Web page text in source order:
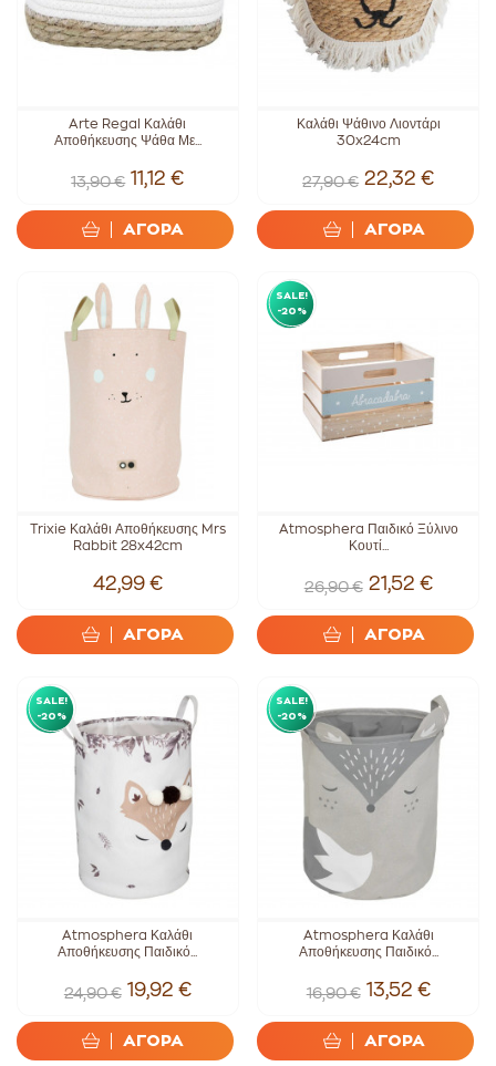
Arte Regal Καλάθι
Αποθήκευσης Ψάθα Με...
13,90 € 11,12 €
ΑΓΟΡΑ
Καλάθι Ψάθινο Λιοντάρι
30x24cm
27,90 € 22,32 €
ΑΓΟΡΑ
Trixie Καλάθι Αποθήκευσης Mrs
Rabbit 28x42cm
42,99 €
ΑΓΟΡΑ
SALE!
-20%
Atmosphera Παιδικό Ξύλινο
Κουτί...
26,90 € 21,52 €
ΑΓΟΡΑ
SALE!
-20%
Atmosphera Καλάθι
Αποθήκευσης Παιδικό...
24,90 € 19,92 €
ΑΓΟΡΑ
SALE!
-20%
Atmosphera Καλάθι
Αποθήκευσης Παιδικό...
16,90 € 13,52 €
ΑΓΟΡΑ